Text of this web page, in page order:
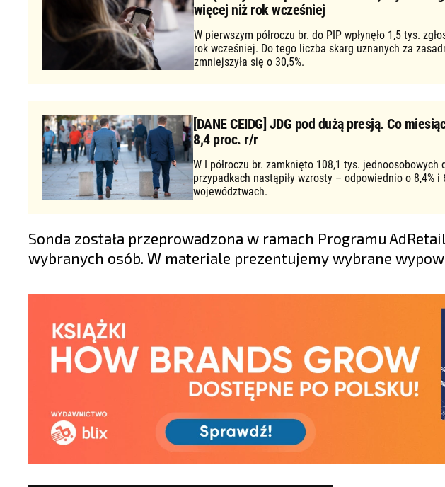
więcej niż rok wcześniej
W pierwszym półroczu br. do PIP wpłynęło 1,5 tys.
rok wcześniej. Do tego liczba skarg uznanych za
zmniejszyła się o 30,5%.
[DANE CEIDG] JDG pod dużą presją. Co
8,4 proc. r/r
W I półroczu br. zamknięto 108,1 tys.
przypadkach nastąpiły wzrosty – odpowiednio o 8,4%
województwach.
Sonda została przeprowadzona w ramach Programu
wybranych osób. W materiale prezentujemy wybrane